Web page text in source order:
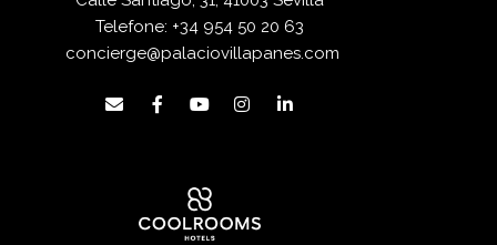
Telefone: +34 954 50 20 63
concierge@palaciovillapanes.com